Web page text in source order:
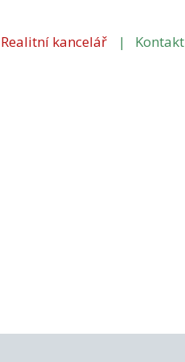
Realitní kancelář Kontakt